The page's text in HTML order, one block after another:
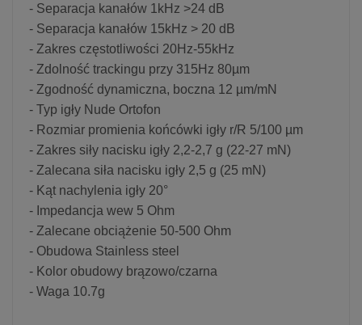
- Separacja kanałów 1kHz >24 dB
- Separacja kanałów 15kHz > 20 dB
- Zakres częstotliwości 20Hz-55kHz
- Zdolność trackingu przy 315Hz 80µm
- Zgodność dynamiczna, boczna 12 µm/mN
- Typ igły Nude Ortofon
- Rozmiar promienia końcówki igły r/R 5/100 µm
- Zakres siły nacisku igły 2,2-2,7 g (22-27 mN)
- Zalecana siła nacisku igły 2,5 g (25 mN)
- Kąt nachylenia igły 20°
- Impedancja wew 5 Ohm
- Zalecane obciążenie 50-500 Ohm
- Obudowa Stainless steel
- Kolor obudowy brązowo/czarna
- Waga 10.7g